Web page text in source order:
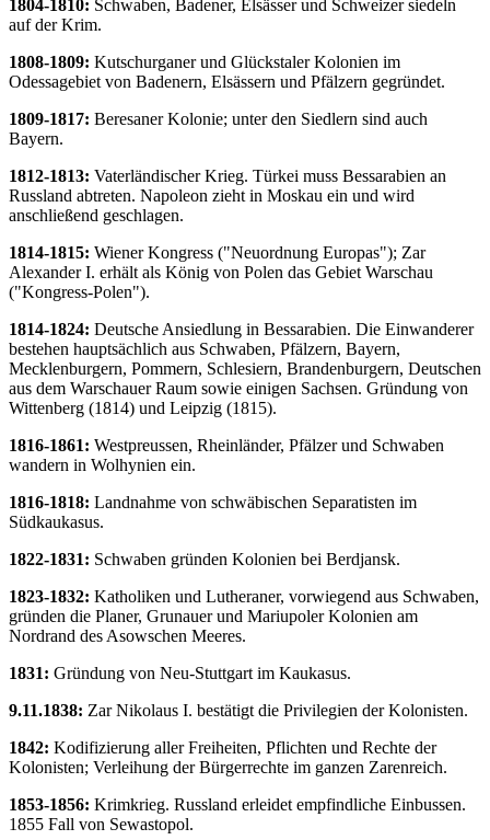
1804-1810: Schwaben, Badener, Elsässer und Schweizer siedeln
auf der Krim.
1808-1809: Kutschurganer und Glückstaler Kolonien im
Odessagebiet von Badenern, Elsässern und Pfälzern gegründet.
1809-1817: Beresaner Kolonie; unter den Siedlern sind auch
Bayern.
1812-1813: Vaterländischer Krieg. Türkei muss Bessarabien an
Russland abtreten. Napoleon zieht in Moskau ein und wird
anschließend geschlagen.
1814-1815: Wiener Kongress ("Neuordnung Europas"); Zar
Alexander I. erhält als König von Polen das Gebiet Warschau
("Kongress-Polen").
1814-1824: Deutsche Ansiedlung in Bessarabien. Die Einwanderer
bestehen hauptsächlich aus Schwaben, Pfälzern, Bayern,
Mecklenburgern, Pommern, Schlesiern, Brandenburgern, Deutschen
aus dem Warschauer Raum sowie einigen Sachsen. Gründung von
Wittenberg (1814) und Leipzig (1815).
1816-1861: Westpreussen, Rheinländer, Pfälzer und Schwaben
wandern in Wolhynien ein.
1816-1818: Landnahme von schwäbischen Separatisten im
Südkaukasus.
1822-1831: Schwaben gründen Kolonien bei Berdjansk.
1823-1832: Katholiken und Lutheraner, vorwiegend aus Schwaben,
gründen die Planer, Grunauer und Mariupoler Kolonien am
Nordrand des Asowschen Meeres.
1831: Gründung von Neu-Stuttgart im Kaukasus.
9.11.1838: Zar Nikolaus I. bestätigt die Privilegien der Kolonisten.
1842: Kodifizierung aller Freiheiten, Pflichten und Rechte der
Kolonisten; Verleihung der Bürgerrechte im ganzen Zarenreich.
1853-1856: Krimkrieg. Russland erleidet empfindliche Einbussen.
1855 Fall von Sewastopol.